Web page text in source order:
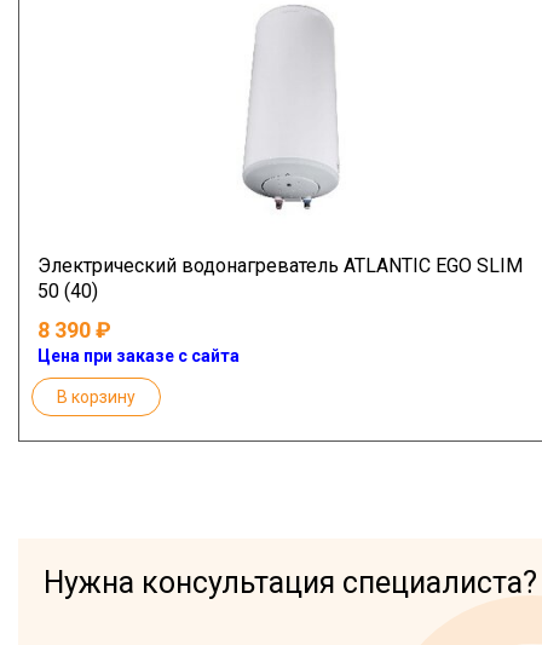
Электрический водонагреватель ATLANTIC EGO SLIM
50 (40)
8 390
Цена при заказе с сайта
В корзину
Нужна консультация специалиста?